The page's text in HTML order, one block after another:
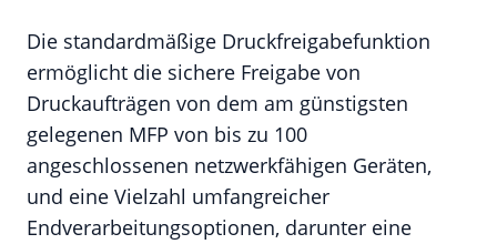
Die standardmäßige Druckfreigabefunktion
ermöglicht die sichere Freigabe von
Druckaufträgen von dem am günstigsten
gelegenen MFP von bis zu 100
angeschlossenen netzwerkfähigen Geräten,
und eine Vielzahl umfangreicher
Endverarbeitungsoptionen, darunter eine